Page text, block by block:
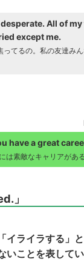
desperate. All of
except me.
ってるの。私の友達み
have a great
は素敵なキャリアがある
」
ライラする」と
いことを表してい